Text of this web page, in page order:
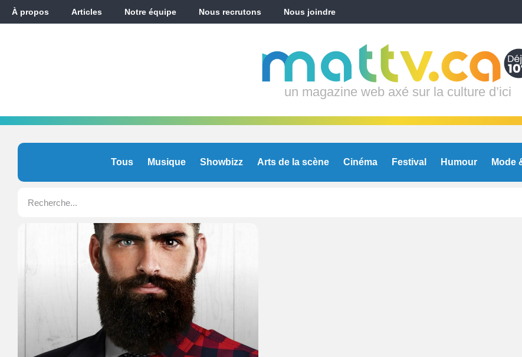
À propos Articles Notre équipe Nous recrutons Nous joindre
un magazine web axé sur la culture d’ici
Tous Musique Showbizz Arts de la scène Cinéma Festival Humour Mode